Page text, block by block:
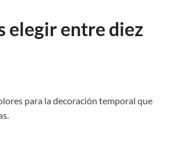
elegir entre diez
para la decoración temporal que